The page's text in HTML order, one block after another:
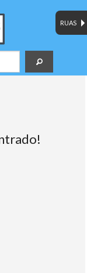
RUAS